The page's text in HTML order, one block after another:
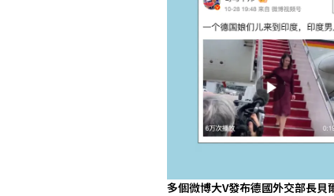
多個微博大V發布德國外交部長貝